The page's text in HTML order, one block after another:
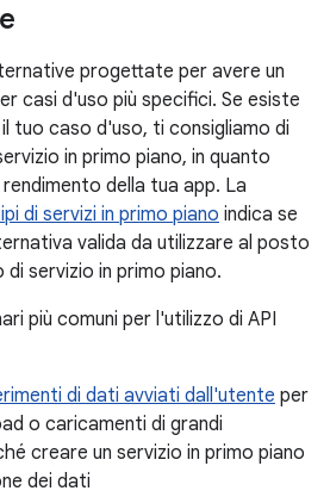
progettate per avere un
casi d'uso più specifici. Se esiste
tuo caso d'uso, ti consigliamo di
in primo piano, in quanto
della tua app. La
di servizi in primo piano indica se
valida da utilizzare al posto
servizio in primo piano.
più comuni per l'utilizzo di API
di dati avviati dall'utente per
o caricamenti di grandi
creare un servizio in primo piano
dei dati